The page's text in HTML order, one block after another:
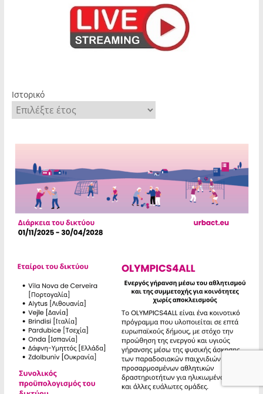
Ιστορικό